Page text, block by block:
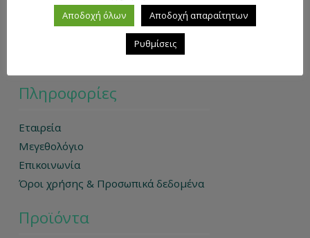
Πληροφορίες
Εταιρεία
Μεγεθολόγιο
Επικοινωνία
Όροι χρήσης & Προσωπικά δεδομένα
Προϊόντα
Αποδοχή όλων Αποδοχή απαραίτητων
Ρυθμίσεις